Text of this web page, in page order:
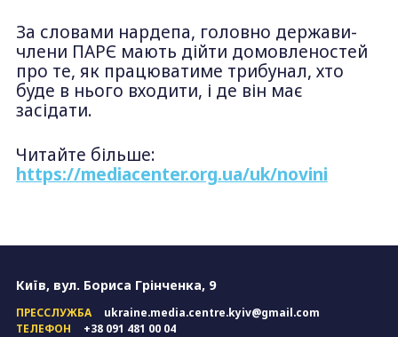
За словами нардепа, головно держави-
члени ПАРЄ мають дійти домовленостей
про те, як працюватиме трибунал, хто
буде в нього входити, і де він має
засідати.
Читайте більше:
https://mediacenter.org.ua/uk/novini
Київ, вул. Бориса Грінченка, 9
ПРЕССЛУЖБА
ukraine.media.centre.kyiv@gmail.com
ТЕЛЕФОН
+38 091 481 00 04